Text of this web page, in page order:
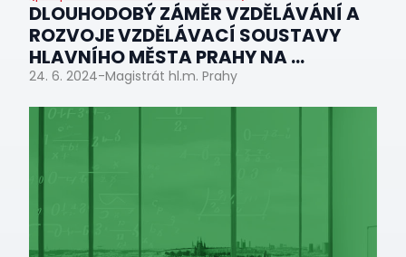
DLOUHODOBÝ ZÁMĚR VZDĚLÁVÁNÍ A
ROZVOJE VZDĚLÁVACÍ SOUSTAVY
HLAVNÍHO MĚSTA PRAHY NA ...
24. 6. 2024-Magistrát hl.m. Prahy